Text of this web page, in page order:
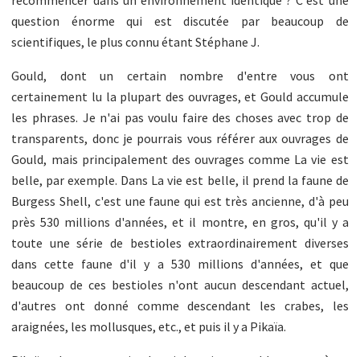
question énorme qui est discutée par beaucoup de
scientifiques, le plus connu étant Stéphane J.
Gould, dont un certain nombre d'entre vous ont
certainement lu la plupart des ouvrages, et Gould accumule
les phrases. Je n'ai pas voulu faire des choses avec trop de
transparents, donc je pourrais vous référer aux ouvrages de
Gould, mais principalement des ouvrages comme La vie est
belle, par exemple. Dans La vie est belle, il prend la faune de
Burgess Shell, c'est une faune qui est très ancienne, d'à peu
près 530 millions d'années, et il montre, en gros, qu'il y a
toute une série de bestioles extraordinairement diverses
dans cette faune d'il y a 530 millions d'années, et que
beaucoup de ces bestioles n'ont aucun descendant actuel,
d'autres ont donné comme descendant les crabes, les
araignées, les mollusques, etc., et puis il y a Pikaïa.